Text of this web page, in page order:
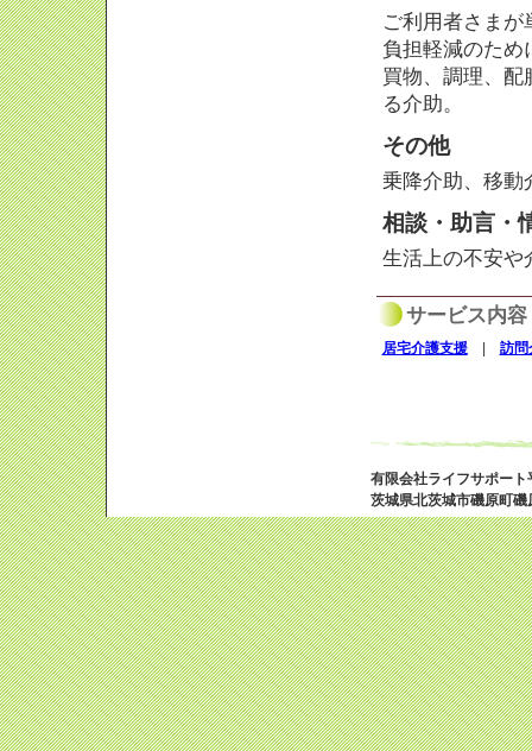
ご利用者さま
負担軽減のため
買物、調理、配
る介助。
その他
乗降介助、移動
相談・助言・
生活上の不安や
サービス内容
居宅介護支援| 訪問
有限会社ライフサポート
茨城県北茨城市磯原町